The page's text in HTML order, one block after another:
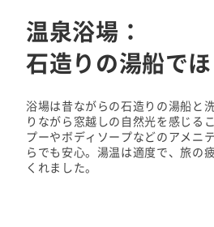
温泉浴場：
石造りの湯船で
浴場は昔ながらの石造りの湯船と
りながら窓越しの自然光を感じる
プーやボディソープなどのアメニ
らでも安心。湯温は適度で、旅の
くれました。